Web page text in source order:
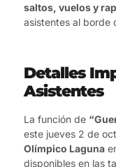
saltos, vuelos y
asistentes al borde
Detalles
Asistentes
La función de
este jueves 2 de
Olímpico Laguna
disponibles en las